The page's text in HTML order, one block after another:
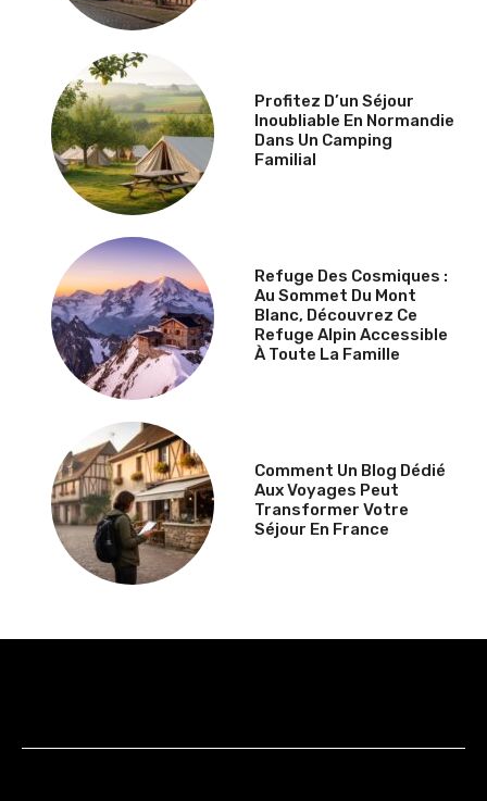
Profitez D’un Séjour
Inoubliable En Normandie
Dans Un Camping
Familial
Refuge Des Cosmiques :
Au Sommet Du Mont
Blanc, Découvrez Ce
Refuge Alpin Accessible
À Toute La Famille
Comment Un Blog Dédié
Aux Voyages Peut
Transformer Votre
Séjour En France